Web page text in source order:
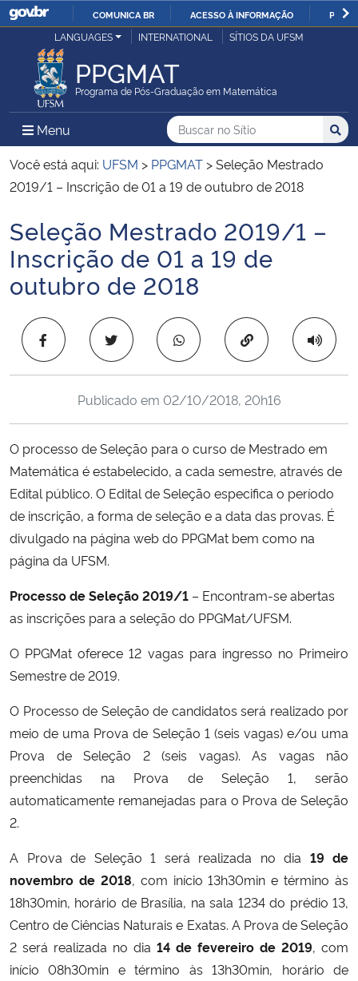
IR
COMUNICA BR ACESSO À INFORMAÇÃO
Ministério da Justiça e Segurança Pública
Ministério da Defesa
Ministério das Relações Exteriores
Ministério da Infraestrutura
Ministério da Agricultura, Pecuária e Abastecimento
Ministério da Educação
Ministério de Minas e Energia
Ministério da Ciência, Tecnologia, Inovações e Comunicações
Ministério do Meio Ambiente
Ministério do Desenvolvimento Regional
Ministério da Mulher, da Família e dos Direitos Humanos
Secretaria-Geral
Secretaria de Governo
Advocacia-Geral da União
Banco Central do Brasil
Planalto
LANGUAGES INTERNATIONAL SÍTIOS DA UFSM
PPGMAT
Programa de Pós-Graduação em Matemática
Menu Menu Principal do Sítio
Busca
Buscar no no Sítio
Busca:
Você está aqui: UFSM > PPGMAT >Seleção Mestrado
2019/1 – Inscrição de 01 a 19 de outubro de 2018
Início do conteúdo
Seleção Mestrado 2019/1 –
Inscrição de 01 a 19 de
outubro de 2018
Copiar para área
Publicado em 02/10/2018, 20h16
O processo de Seleção para o curso de Mestrado em
Matemática é estabelecido, a cada semestre, através de
Edital público. O Edital de Seleção especifica o período
de inscrição, a forma de seleção e a data das provas. É
divulgado na página web do PPGMat bem como na
página da UFSM.
Processo de Seleção 2019/1 – Encontram-se abertas
as inscrições para a seleção do PPGMat/UFSM.
O PPGMat oferece 12 vagas para ingresso no Primeiro
Semestre de 2019.
O Processo de Seleção de candidatos será realizado por
meio de uma Prova de Seleção 1 (seis vagas) e/ou uma
Prova de Seleção 2 (seis vagas). As vagas não
preenchidas na Prova de Seleção 1, serão
automaticamente remanejadas para o Prova de Seleção
2.
A Prova de Seleção 1 será realizada no dia 19 de
novembro de 2018, com início 13h30min e término às
18h30min, horário de Brasília, na sala 1234 do prédio 13,
Centro de Ciências Naturais e Exatas. A Prova de Seleção
2 será realizada no dia 14 de fevereiro de 2019, com
início 08h30min e término às 13h30min, horário de